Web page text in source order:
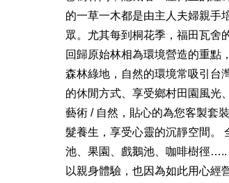
的一草一木都是由主人夫婦親手
眾。尤其每到桐花季，福田瓦舍
回歸原始林相為環境營造的重點
森林綠地，自然的環境常吸引台
的休閒方式、享受鄉村田園風光
藝術 / 自然，貼心的為您客製套
髮養生，享受心靈的沉靜空間。
池、果園、戲鵝池、咖啡樹徑
以親身體驗，也因為如此用心經